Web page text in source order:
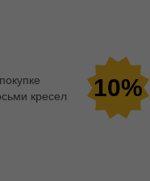
кресел
10%